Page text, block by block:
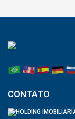
CONTATO
HOLDING